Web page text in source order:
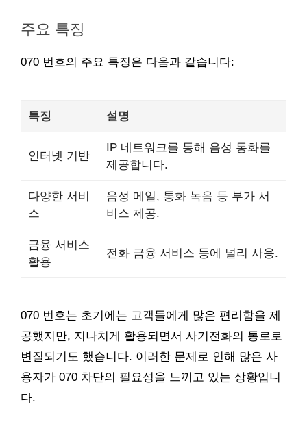
주요 특징
070 번호의 주요 특징은 다음과 같습니다:
특징 설명
인터넷 기반
IP 네트워크를 통해 음성 통화를
제공합니다.
다양한 서비
스
음성 메일, 통화 녹음 등 부가 서
비스 제공.
금융 서비스
활용
전화 금융 서비스 등에 널리 사용.
070 번호는 초기에는 고객들에게 많은 편리함을 제
공했지만, 지나치게 활용되면서 사기전화의 통로로
변질되기도 했습니다. 이러한 문제로 인해 많은 사
용자가 070 차단의 필요성을 느끼고 있는 상황입니
다.